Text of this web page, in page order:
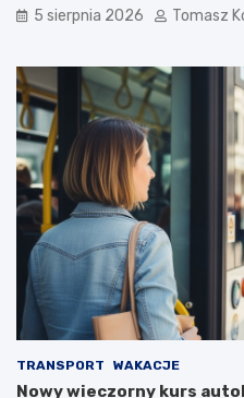
5 sierpnia 2026 Tomasz
TRANSPORT WAKACJE
Nowy wieczorny kurs